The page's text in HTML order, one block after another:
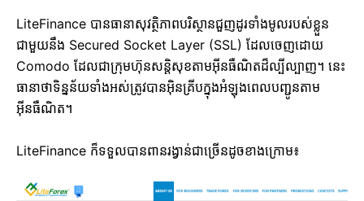
LiteFinance បានធានាសុវត្ថិភាពបរិស្ថានជួញដូរទាំងមូលរបស់ខ្លួន
ជាមួយនឹង Secured Socket Layer (SSL) ដែលចេញដោយ
Comodo ដែលជាក្រុមហ៊ុនសន្តិសុខតាមអ៊ីនធឺណិតដ៏ល្បីល្បាញ។ នេះ
ធានាថាទិន្នន័យទាំងអស់ត្រូវបានអ៊ិនគ្រីបក្នុងអំឡុងពេលបញ្ជូនតាម
អ៊ីនធឺណិត។
LiteFinance ក៏ទទួលបានពានរង្វាន់ជាច្រើនដូចខាងក្រោម៖